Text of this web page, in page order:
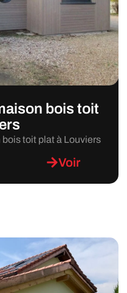
bois toit
toit plat à Louviers
Voir